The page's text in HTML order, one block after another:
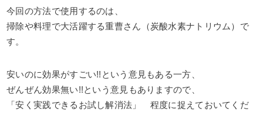
今回の方法で使用するのは、
掃除や料理で大活躍する重曹さん（炭酸水素ナトリウム）で
す。
安いのに効果がすごい!!という意見もある一方、
ぜんぜん効果無い!!という意見もありますので、
「安く実践できるお試し解消法」 程度に捉えておいてくだ